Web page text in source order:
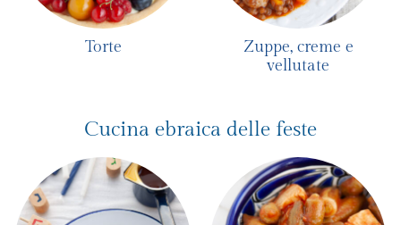
Torte
Zuppe, creme e
vellutate
Cucina ebraica delle feste